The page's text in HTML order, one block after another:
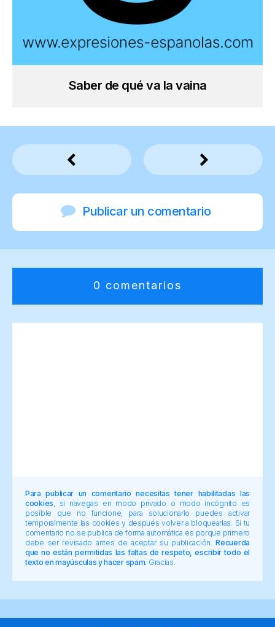
Saber de qué va la vaina
Publicar un comentario
0 comentarios
Para publicar un comentario necesitas tener habilitadas las
cookies , si navegas en modo privado o modo incógnito es
posible que no funcione, para solucionarlo puedes activar
temporalmente las cookies y después volver a bloquearlas. Si tu
comentario no se publica de forma automática es porque primero
debe ser revisado antes de aceptar su publicación.Recuerda
que no están permitidas las faltas de respeto, escribir todo el
texto en mayúsculas y hacer spam. Gracias.